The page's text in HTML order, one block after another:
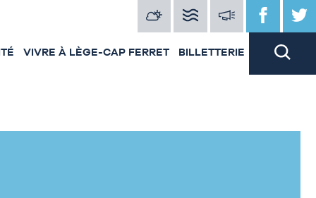
VIVRE À LÈGE-CAP FERRET BILLETTERIE